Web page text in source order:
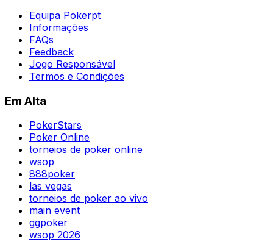
Equipa Pokerpt
Informações
FAQs
Feedback
Jogo Responsável
Termos e Condições
Em Alta
PokerStars
Poker Online
torneios de poker online
wsop
888poker
las vegas
torneios de poker ao vivo
main event
ggpoker
wsop 2026